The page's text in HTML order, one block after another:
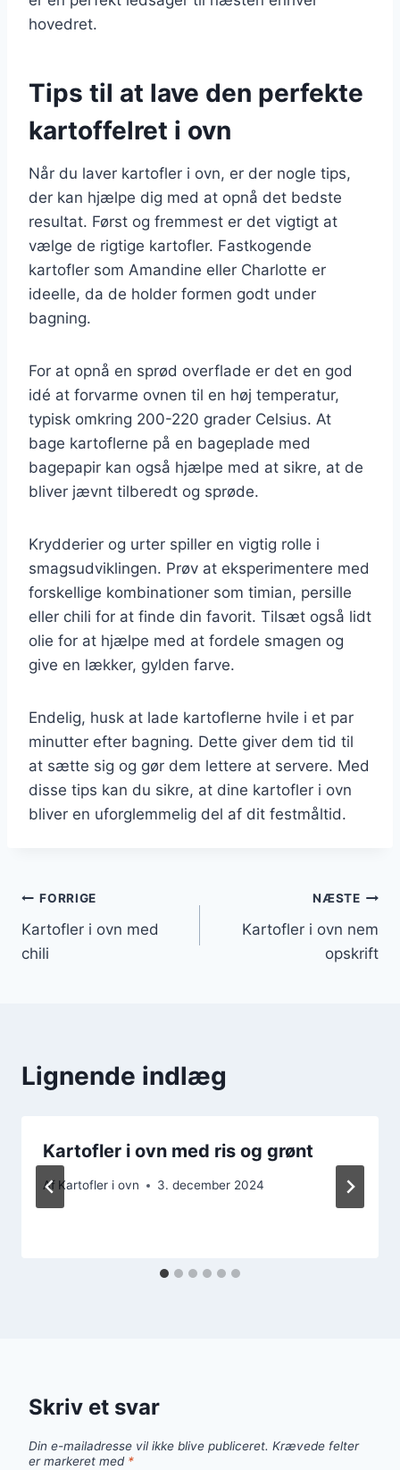
hovedret.
Tips til at lave den perfekte
kartoffelret i ovn
Når du laver kartofler i ovn, er der nogle tips,
der kan hjælpe dig med at opnå det bedste
resultat. Først og fremmest er det vigtigt at
vælge de rigtige kartofler. Fastkogende
kartofler som Amandine eller Charlotte er
ideelle, da de holder formen godt under
bagning.
For at opnå en sprød overflade er det en god
idé at forvarme ovnen til en høj temperatur,
typisk omkring 200-220 grader Celsius. At
bage kartoflerne på en bageplade med
bagepapir kan også hjælpe med at sikre, at de
bliver jævnt tilberedt og sprøde.
Krydderier og urter spiller en vigtig rolle i
smagsudviklingen. Prøv at eksperimentere med
forskellige kombinationer som timian, persille
eller chili for at finde din favorit. Tilsæt også lidt
olie for at hjælpe med at fordele smagen og
give en lækker, gylden farve.
Endelig, husk at lade kartoflerne hvile i et par
minutter efter bagning. Dette giver dem tid til
at sætte sig og gør dem lettere at servere. Med
disse tips kan du sikre, at dine kartofler i ovn
bliver en uforglemmelig del af dit festmåltid.
Indlægsnavigation
FORRIGE
Kartofler i ovn med
chili
NÆSTE
Kartofler i ovn nem
opskrift
Lignende indlæg
Kartofler i ovn med ris og grønt
Af Kartofler i ovn 3. december 2024
Skriv et svar
Din e-mailadresse vil ikke blive publiceret. Krævede felter
er markeret med *